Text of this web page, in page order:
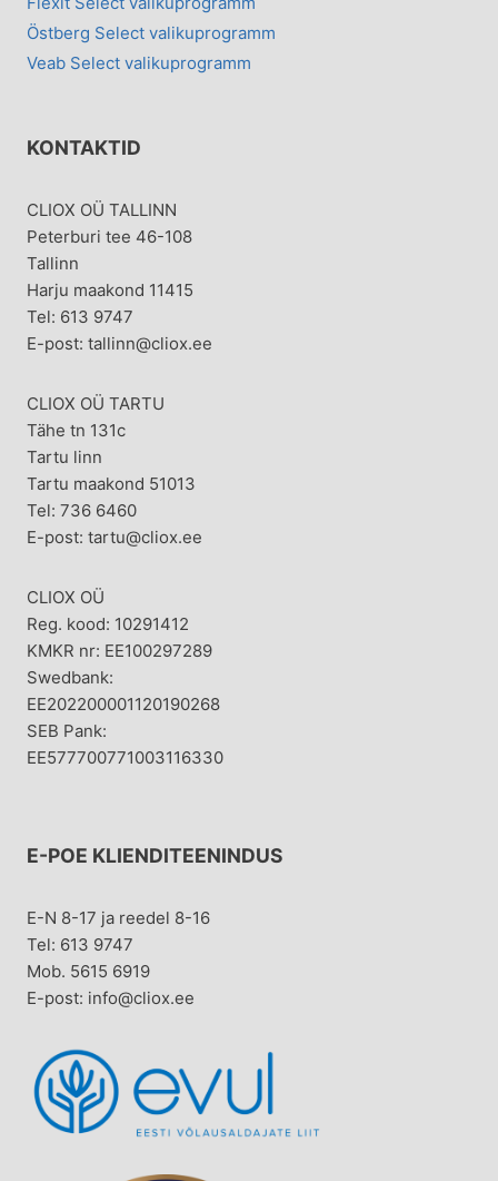
Östberg Select valikuprogramm
Veab Select valikuprogramm
KONTAKTID
CLIOX OÜ TALLINN
Peterburi tee 46-108
Tallinn
Harju maakond 11415
Tel: 613 9747
E-post: tallinn@cliox.ee
CLIOX OÜ TARTU
Tähe tn 131c
Tartu linn
Tartu maakond 51013
Tel: 736 6460
E-post: tartu@cliox.ee
CLIOX OÜ
Reg. kood: 10291412
KMKR nr: EE100297289
Swedbank:
EE202200001120190268
SEB Pank:
EE577700771003116330
E-POE KLIENDITEENINDUS
E-N 8-17 ja reedel 8-16
Tel: 613 9747
Mob. 5615 6919
E-post: info@cliox.ee